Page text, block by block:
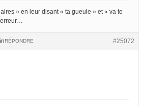
» en leur disant « ta gueule » et « va te
#25072
RÉPONDRE